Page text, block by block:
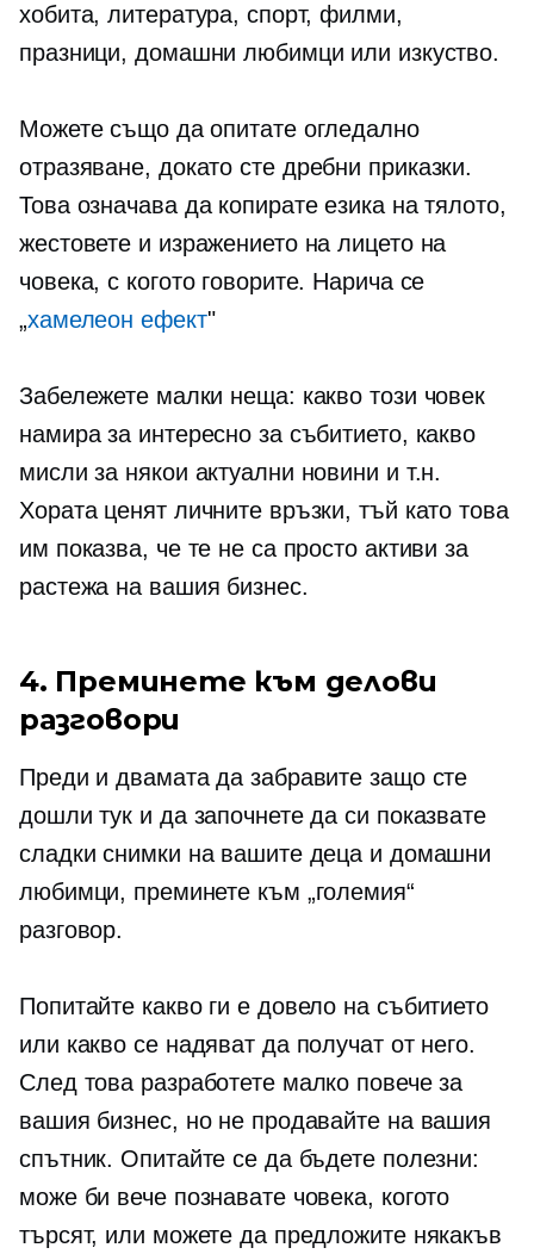
хобита, литература, спорт, филми,
празници, домашни любимци или изкуство.
Можете също да опитате огледално
отразяване, докато сте дребни приказки.
Това означава да копирате езика на тялото,
жестовете и изражението на лицето на
човека, с когото говорите. Нарича се
„хамелеон ефект"
Забележете малки неща: какво този човек
намира за интересно за събитието, какво
мисли за някои актуални новини и т.н.
Хората ценят личните връзки, тъй като това
им показва, че те не са просто активи за
растежа на вашия бизнес.
4. Преминете към делови
разговори
Преди и двамата да забравите защо сте
дошли тук и да започнете да си показвате
сладки снимки на вашите деца и домашни
любимци, преминете към „големия“
разговор.
Попитайте какво ги е довело на събитието
или какво се надяват да получат от него.
След това разработете малко повече за
вашия бизнес, но не продавайте на вашия
спътник. Опитайте се да бъдете полезни:
може би вече познавате човека, когото
търсят, или можете да предложите някакъв